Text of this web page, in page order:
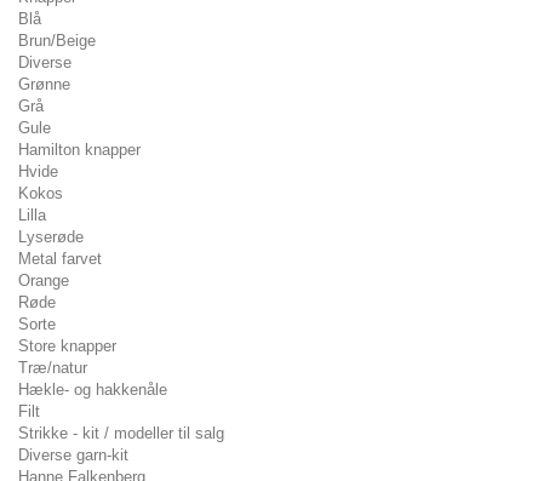
Blå
Brun/Beige
Diverse
Grønne
Grå
Gule
Hamilton knapper
Hvide
Kokos
Lilla
Lyserøde
Metal farvet
Orange
Røde
Sorte
Store knapper
Træ/natur
Hækle- og hakkenåle
Filt
Strikke - kit / modeller til salg
Diverse garn-kit
Hanne Falkenberg